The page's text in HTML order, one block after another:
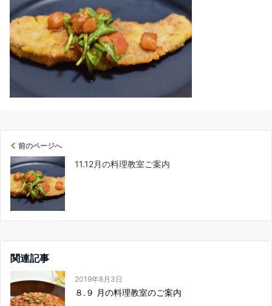
前のページへ
11.12月の料理教室ご案内
関連記事
2019年8月3日
８.９ 月の料理教室のご案内